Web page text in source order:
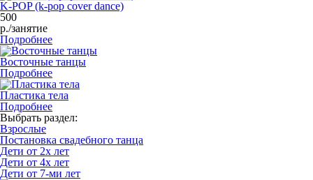
K-POP (k-pop cover dance)
500
р./занятие
Подробнее
Восточные танцы
Подробнее
Пластика тела
Подробнее
Выбрать раздел:
Взрослые
Постановка свадебного танца
Дети от 2х лет
Дети от 4х лет
Дети от 7-ми лет